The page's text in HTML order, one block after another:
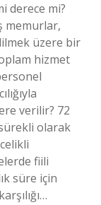
derece mi?
memurlar,
üzere bir
hizmet
verilir? 72
olarak
fiili
süre için